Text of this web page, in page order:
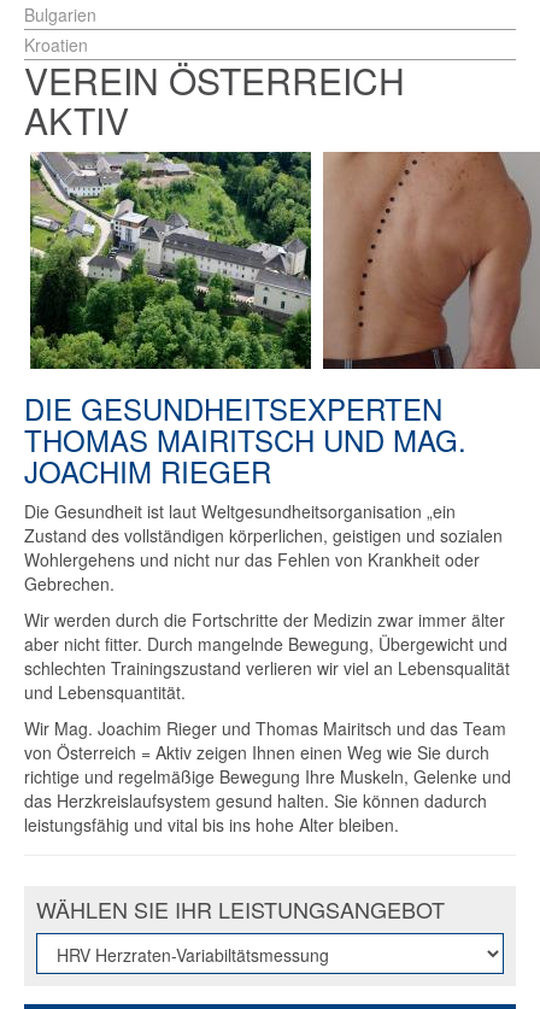
Bulgarien
Kroatien
VEREIN ÖSTERREICH
AKTIV
DIE GESUNDHEITSEXPERTEN
THOMAS MAIRITSCH UND MAG.
JOACHIM RIEGER
Die Gesundheit ist laut Weltgesundheitsorganisation „ein
Zustand des vollständigen körperlichen, geistigen und sozialen
Wohlergehens und nicht nur das Fehlen von Krankheit oder
Gebrechen.
Wir werden durch die Fortschritte der Medizin zwar immer älter
aber nicht fitter. Durch mangelnde Bewegung, Übergewicht und
schlechten Trainingszustand verlieren wir viel an Lebensqualität
und Lebensquantität.
Wir Mag. Joachim Rieger und Thomas Mairitsch und das Team
von Österreich = Aktiv zeigen Ihnen einen Weg wie Sie durch
richtige und regelmäßige Bewegung Ihre Muskeln, Gelenke und
das Herzkreislaufsystem gesund halten. Sie können dadurch
leistungsfähig und vital bis ins hohe Alter bleiben.
WÄHLEN SIE IHR LEISTUNGSANGEBOT